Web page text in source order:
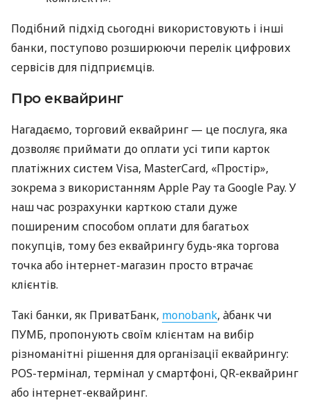
Подібний підхід сьогодні використовують і інші
банки, поступово розширюючи перелік цифрових
сервісів для підприємців.
Про еквайринг
Нагадаємо, торговий еквайринг — це послуга, яка
дозволяє приймати до оплати усі типи карток
платіжних систем Visa, MasterCard, «Простір»,
зокрема з використанням Apple Pay та Google Pay. У
наш час розрахунки карткою стали дуже
поширеним способом оплати для багатьох
покупців, тому без еквайрингу будь-яка торгова
точка або інтернет-магазин просто втрачає
клієнтів.
Такі банки, як ПриватБанк, monobank, àбанк чи
ПУМБ, пропонують своїм клієнтам на вибір
різноманітні рішення для організації еквайрингу:
POS-термінал, термінал у смартфоні, QR-еквайринг
або інтернет-еквайринг.